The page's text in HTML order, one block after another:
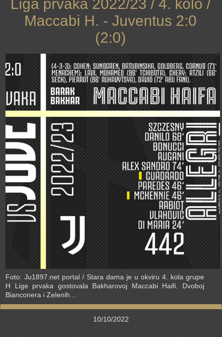
Liga prvaka 2022/23 / 4. kolo /
Maccabi H. - Juventus 2:0
(2:0)
›
Foto: Ju1897.net portal / Stara dama je u okviru 4. kola grupe
H Lige prvaka gostovala Bakharovoj Maccabi Haifi. Dvoboj
Bianconera i Zelenih...
10/10/2022